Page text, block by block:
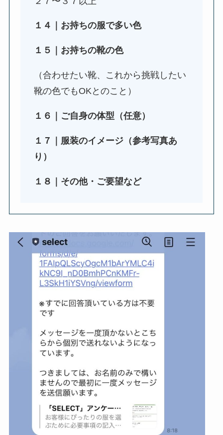
１４｜お持ちの服で多い色
１５｜お持ちの靴の色
（合わせたい靴、これから挑戦したい
靴の色でもOKとのこと）
１６｜ご自身の体型（任意）
１７｜服装のイメージ（参考写真あ
り）
１８｜その他・ご要望など